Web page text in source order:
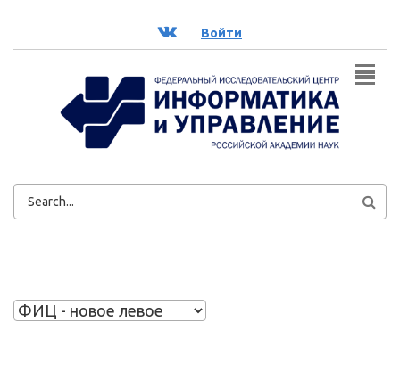
ВК Войти
ФОРМА